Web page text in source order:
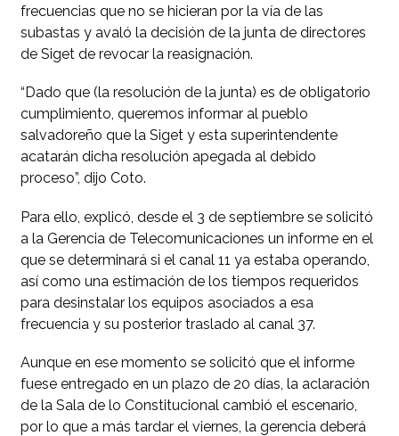
frecuencias que no se hicieran por la vía de las
subastas y avaló la decisión de la junta de directores
de Siget de revocar la reasignación.
“Dado que (la resolución de la junta) es de obligatorio
cumplimiento, queremos informar al pueblo
salvadoreño que la Siget y esta superintendente
acatarán dicha resolución apegada al debido
proceso”, dijo Coto.
Para ello, explicó, desde el 3 de septiembre se solicitó
a la Gerencia de Telecomunicaciones un informe en el
que se determinará si el canal 11 ya estaba operando,
así como una estimación de los tiempos requeridos
para desinstalar los equipos asociados a esa
frecuencia y su posterior traslado al canal 37.
Aunque en ese momento se solicitó que el informe
fuese entregado en un plazo de 20 días, la aclaración
de la Sala de lo Constitucional cambió el escenario,
por lo que a más tardar el viernes, la gerencia deberá